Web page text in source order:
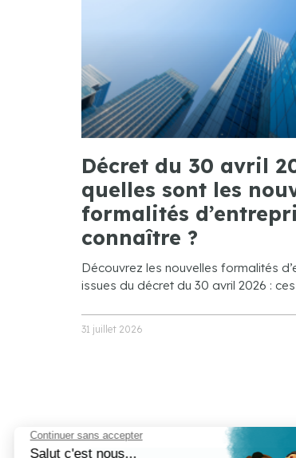
Décret du 30 avril
quelles sont les
formalités
connaître ?
Découvrez les nouvelles formalités
issues du décret du 30 avril 2026 :
31 juillet 2026